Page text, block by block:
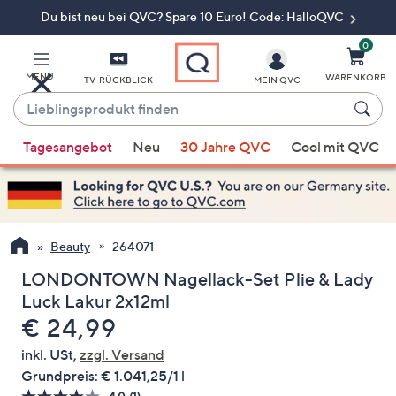
Du bist neu bei QVC? Spare 10 Euro! Code: HalloQVC
MENÜ TV-RÜCKBLICK
Lieblingsprodukt
finden
Vorschläge
verfügbar
sind,
verwenden
Sie
die
Pfeiltasten
nach
oben
und
nach
unten
MEIN QVC
0
WARENKORB
Tagesangebot Neu 30 Jahre QVC Cool mit QVC
Beauty 264071
LONDONTOWN Nagellack-Set Plie & Lady
Luck Lakur 2x12ml
Gelöscht
€ 24,99
inkl. USt, zzgl. Versand
Grundpreis: € 1.041,25/1 l